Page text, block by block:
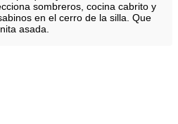
sombreros, cocina cabrito y
en el cerro de la silla. Que
asada.